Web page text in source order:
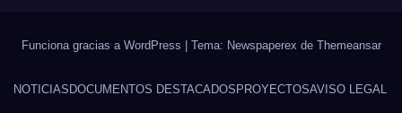
Funciona gracias a WordPress Tema: Newspaperex de Themeansar
NOTICIAS DOCUMENTOS DESTACADOS PROYECTOSAVISO LEGAL